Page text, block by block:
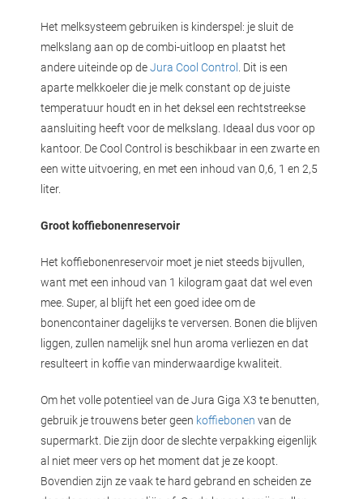
Het melksysteem gebruiken is kinderspel: je sluit de
melkslang aan op de combi-uitloop en plaatst het
andere uiteinde op deJura Cool Control
. Dit is een
aparte melkkoeler die je melk constant op de juiste
temperatuur houdt en in het deksel een rechtstreekse
aansluiting heeft voor de melkslang. Ideaal dus voor op
kantoor. De Cool Control is beschikbaar in een zwarte en
een witte uitvoering, en met een inhoud van 0,6, 1 en 2,5
liter.
Groot koffiebonenreservoir
Het koffiebonenreservoir moet je niet steeds bijvullen,
want met een inhoud van 1 kilogram gaat dat wel even
mee. Super, al blijft het een goed idee om de
bonencontainer dagelijks te verversen. Bonen die blijven
liggen, zullen namelijk snel hun aroma verliezen en dat
resulteert in koffie van minderwaardige kwaliteit.
Om het volle potentieel van de Jura Giga X3 te benutten,
gebruik je trouwens beter geen koffiebonen van de
supermarkt. Die zijn door de slechte verpakking eigenlijk
al niet meer vers op het moment dat je ze koopt.
Bovendien zijn ze vaak te hard gebrand en scheiden ze